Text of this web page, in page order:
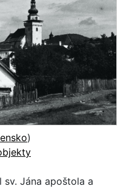
)
Jána apoštola a